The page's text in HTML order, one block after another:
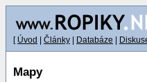
[ Úvod Články Databáze
Mapy